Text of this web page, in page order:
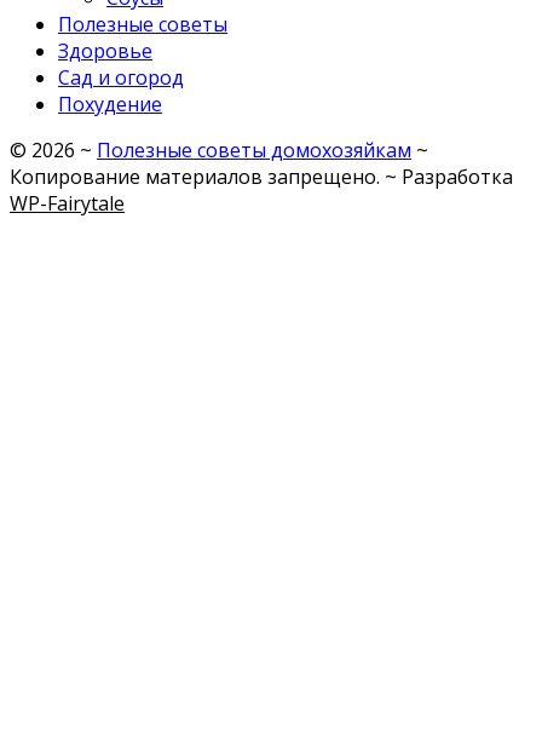
Полезные советы
Здоровье
Сад и огород
Похудение
© 2026 ~ Полезные советы домохозяйкам ~
Копирование материалов запрещено. ~ Разработка
WP-Fairytale